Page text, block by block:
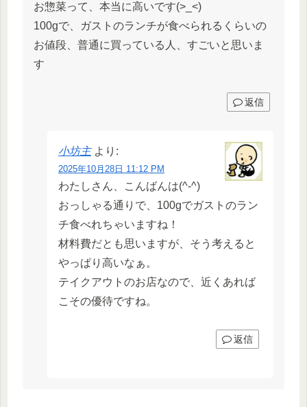
お惣菜って、本当に高いです(>_<)
100gで、ガストのランチが食べられるくらいの
お値段、普通に買っている人、すごいと思いま
す
返信
小坊主 より:
2025年10月28日 11:12 PM
わたしさん、こんばんは(^-^)
おっしゃる通りで、100gでガストのラン
チ食べれちゃいますね！
材料費だとも思いますが、そう考えると
やっぱり高いなぁ。
テイクアウトのお店なので、近くあれば
こその優待ですね。
返信